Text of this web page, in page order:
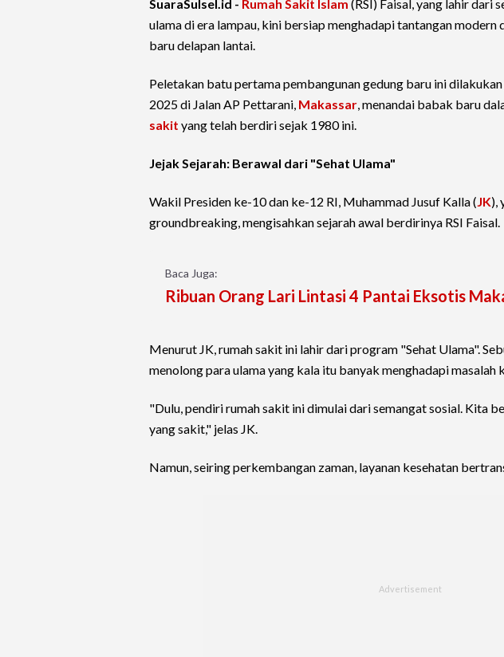
SuaraSulsel.id - Rumah Sakit Islam (RSI) Faisal, yang lahir dari
ulama di era lampau, kini bersiap menghadapi tantangan modern
baru delapan lantai.
Peletakan batu pertama pembangunan gedung baru ini
2025 di Jalan AP Pettarani, Makassar, menandai babak baru
sakit yang telah berdiri sejak 1980 ini.
Jejak Sejarah: Berawal dari "Sehat Ulama"
Wakil Presiden ke-10 dan ke-12 RI, Muhammad Jusuf Kalla (JK),
groundbreaking, mengisahkan sejarah awal berdirinya RSI Faisal.
Baca Juga:
Ribuan Orang Lari Lintasi 4 Pantai Eksotis
Menurut JK, rumah sakit ini lahir dari program "Sehat Ulama".
menolong para ulama yang kala itu banyak menghadapi masalah
"Dulu, pendiri rumah sakit ini dimulai dari semangat sosial. Kita
yang sakit," jelas JK.
Namun, seiring perkembangan zaman, layanan kesehatan